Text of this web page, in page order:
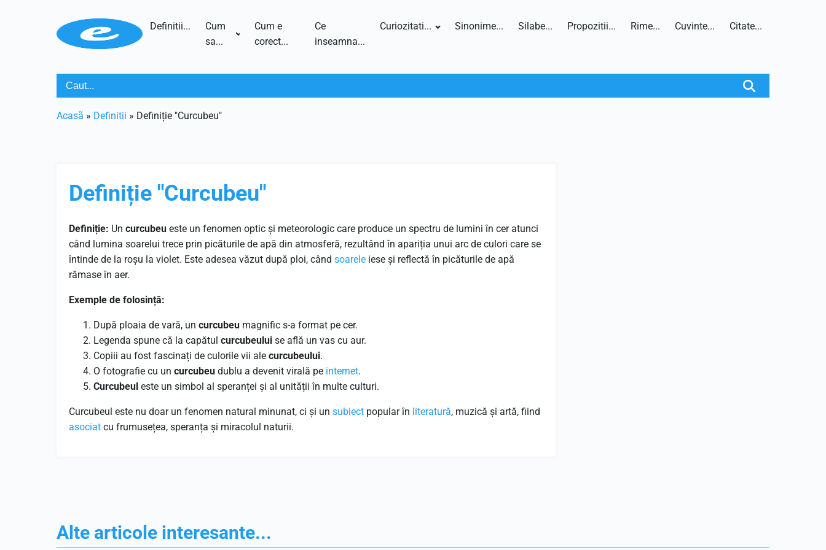
Definitii...
Cum
sa...
Cum e
corect...
Ce
inseamna...
Curiozitati... Sinonime... Silabe... Propozitii... Rime... Cuvinte... Citate...
Acasã » Definitii » Definiție "Curcubeu"
Definiție "Curcubeu"
Definiție: Un curcubeu este un fenomen optic și meteorologic care produce un spectru de lumini în cer atunci
când lumina soarelui trece prin picăturile de apă din atmosferă, rezultând în apariția unui arc de culori care se
întinde de la roșu la violet. Este adesea văzut după ploi, când soarele iese și reflectă în picăturile de apă
rămase în aer.
Exemple de folosință:
După ploaia de vară, un curcubeu magnific s-a format pe cer.
Legenda spune că la capătul curcubeului se află un vas cu aur.
Copiii au fost fascinați de culorile vii ale curcubeului.
O fotografie cu un curcubeu dublu a devenit virală pe internet.
Curcubeul este un simbol al speranței și al unității în multe culturi.
Curcubeul este nu doar un fenomen natural minunat, ci și un subiect popular în literatură, muzică și artă, fiind
asociat cu frumusețea, speranța și miracolul naturii.
Alte articole interesante...